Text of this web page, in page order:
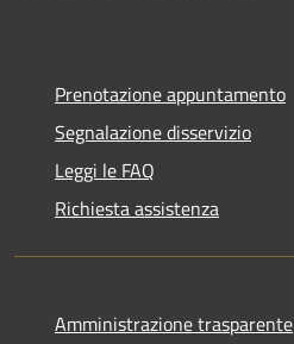
Prenotazione appuntamento
Segnalazione disservizio
Leggi le FAQ
Richiesta assistenza
Amministrazione trasparente